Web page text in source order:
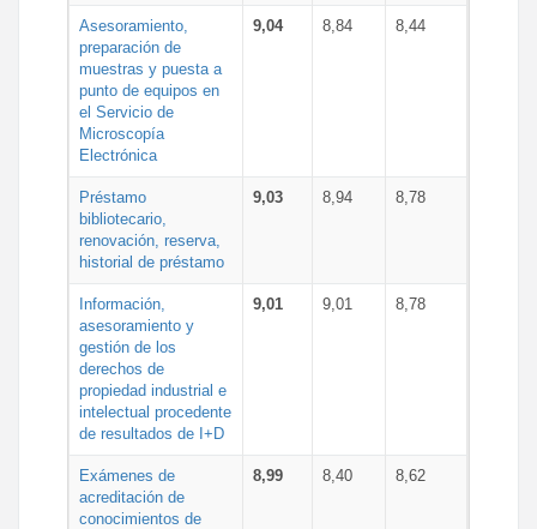
Asesoramiento,
preparación de
muestras y puesta a
punto de equipos en
el Servicio de
Microscopía
Electrónica
9,04 8,84 8,44
Préstamo
bibliotecario,
renovación, reserva,
historial de préstamo
9,03 8,94 8,78
Información,
asesoramiento y
gestión de los
derechos de
propiedad industrial e
intelectual procedente
de resultados de I+D
9,01 9,01 8,78
Exámenes de
acreditación de
conocimientos de
8,99 8,40 8,62